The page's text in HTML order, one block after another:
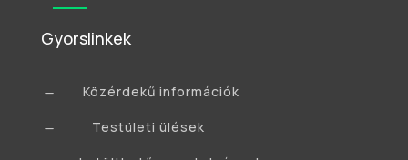
Gyorslinkek
K Közérdekű információk
K Testületi ülések